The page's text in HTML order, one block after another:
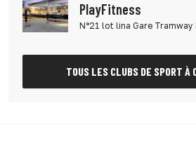
PlayFitness
N°21 lot lina Gare Tramway
TOUS LES CLUBS DE SPORT À